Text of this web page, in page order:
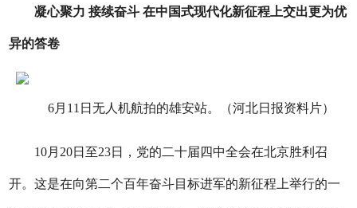
凝心聚力 接续奋斗 在中国式现代化新征程上交出更为优
异的答卷
6月11日无人机航拍的雄安站。（河北日报资料片）
10月20日至23日，党的二十届四中全会在北京胜利召
开。这是在向第二个百年奋斗目标进军的新征程上举行的一